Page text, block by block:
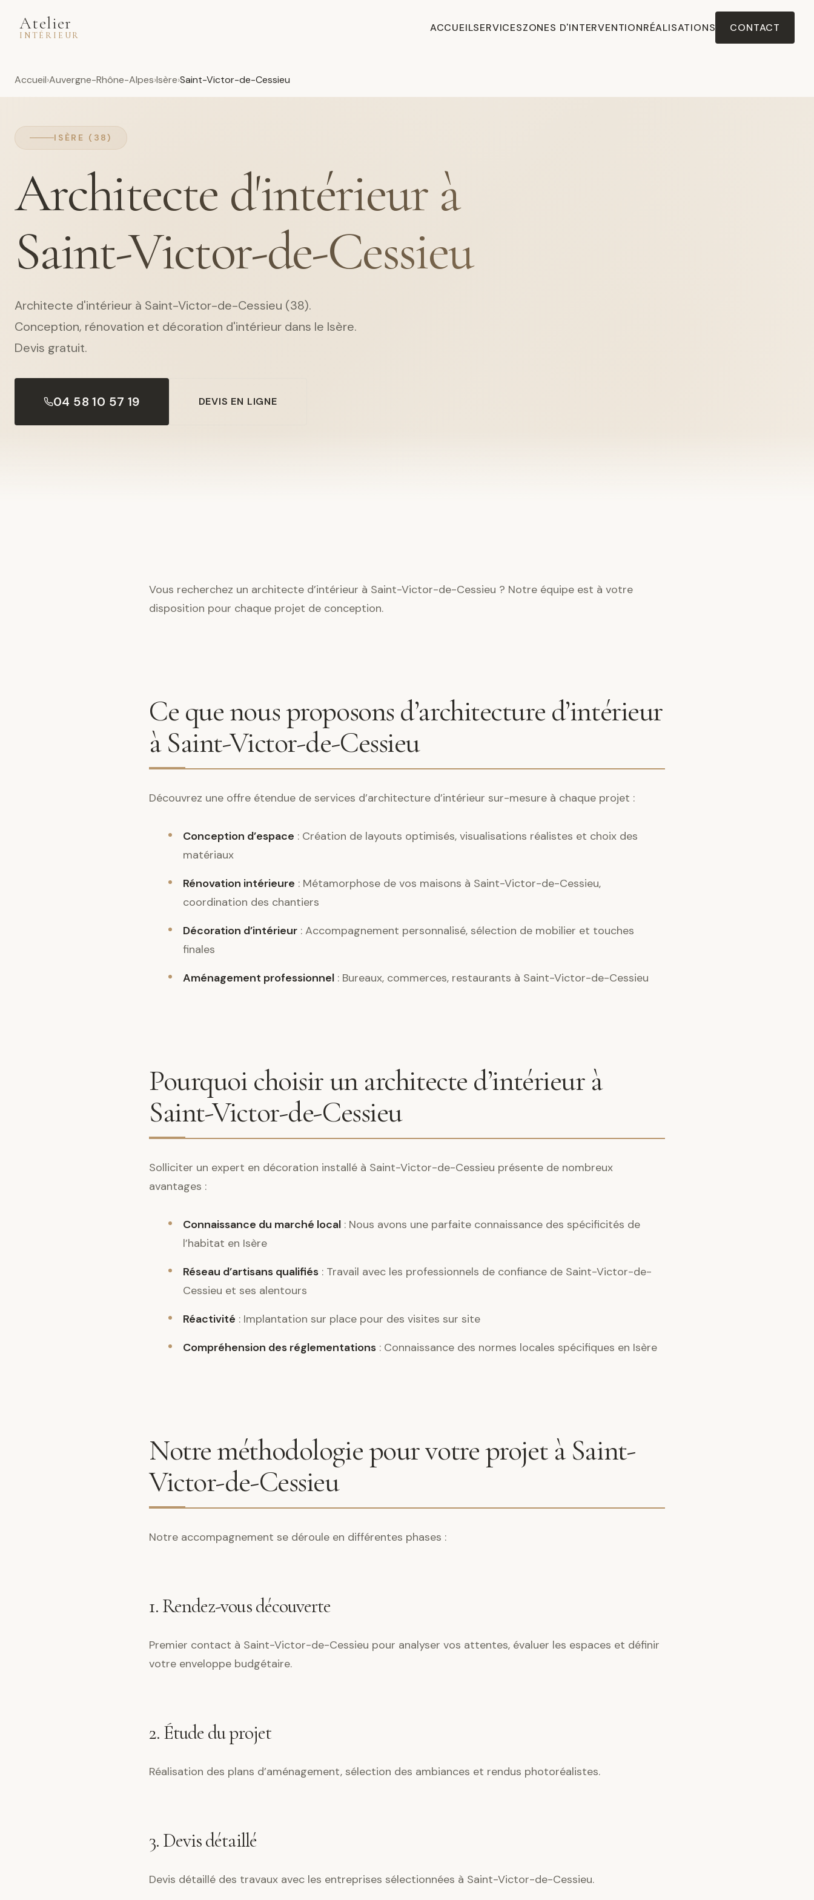
Atelier
INTÉRIEUR
ACCUEILSERVICESZONES D'INTERVENTIONRÉALISATIONS CONTACT
Accueil Auvergne-Rhône-Alpes Isère Saint-Victor-de-Cessieu
ISÈRE (38)
Architecte d'intérieur à
Saint-Victor-de-Cessieu
Architecte d'intérieur à Saint-Victor-de-Cessieu (38).
Conception, rénovation et décoration d'intérieur dans le Isère.
Devis gratuit.
04 58 10 57 19 DEVIS EN LIGNE
Vous recherchez un architecte d’intérieur à Saint-Victor-de-Cessieu ? Notre équipe est à votre
disposition pour chaque projet de conception.
Ce que nous proposons d’architecture d’intérieur
à Saint-Victor-de-Cessieu
Découvrez une offre étendue de services d’architecture d’intérieur sur-mesure à chaque projet :
Conception d’espace : Création de layouts optimisés, visualisations réalistes et choix des
matériaux
Rénovation intérieure : Métamorphose de vos maisons à Saint-Victor-de-Cessieu,
coordination des chantiers
Décoration d’intérieur : Accompagnement personnalisé, sélection de mobilier et touches
finales
Aménagement professionnel : Bureaux, commerces, restaurants à Saint-Victor-de-Cessieu
Pourquoi choisir un architecte d’intérieur à
Saint-Victor-de-Cessieu
Solliciter un expert en décoration installé à Saint-Victor-de-Cessieu présente de nombreux
avantages :
Connaissance du marché local : Nous avons une parfaite connaissance des spécificités de
l’habitat en Isère
Réseau d’artisans qualifiés : Travail avec les professionnels de confiance de Saint-Victor-de-
Cessieu et ses alentours
Réactivité : Implantation sur place pour des visites sur site
Compréhension des réglementations : Connaissance des normes locales spécifiques en Isère
Notre méthodologie pour votre projet à Saint-
Victor-de-Cessieu
Notre accompagnement se déroule en différentes phases :
1. Rendez-vous découverte
Premier contact à Saint-Victor-de-Cessieu pour analyser vos attentes, évaluer les espaces et définir
votre enveloppe budgétaire.
2. Étude du projet
Réalisation des plans d’aménagement, sélection des ambiances et rendus photoréalistes.
3. Devis détaillé
Devis détaillé des travaux avec les entreprises sélectionnées à Saint-Victor-de-Cessieu.